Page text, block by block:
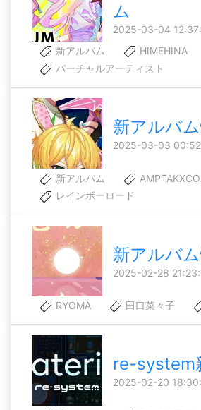
ム
2025-03-04
新アルバム
HIMEHINA
バーチャルアーティスト
新アルバ
2025-03-03
新アルバム
レインボーロード
新アルバ
2025-02-28
RYOMA 田口菜々子
re-system
2025-02-20